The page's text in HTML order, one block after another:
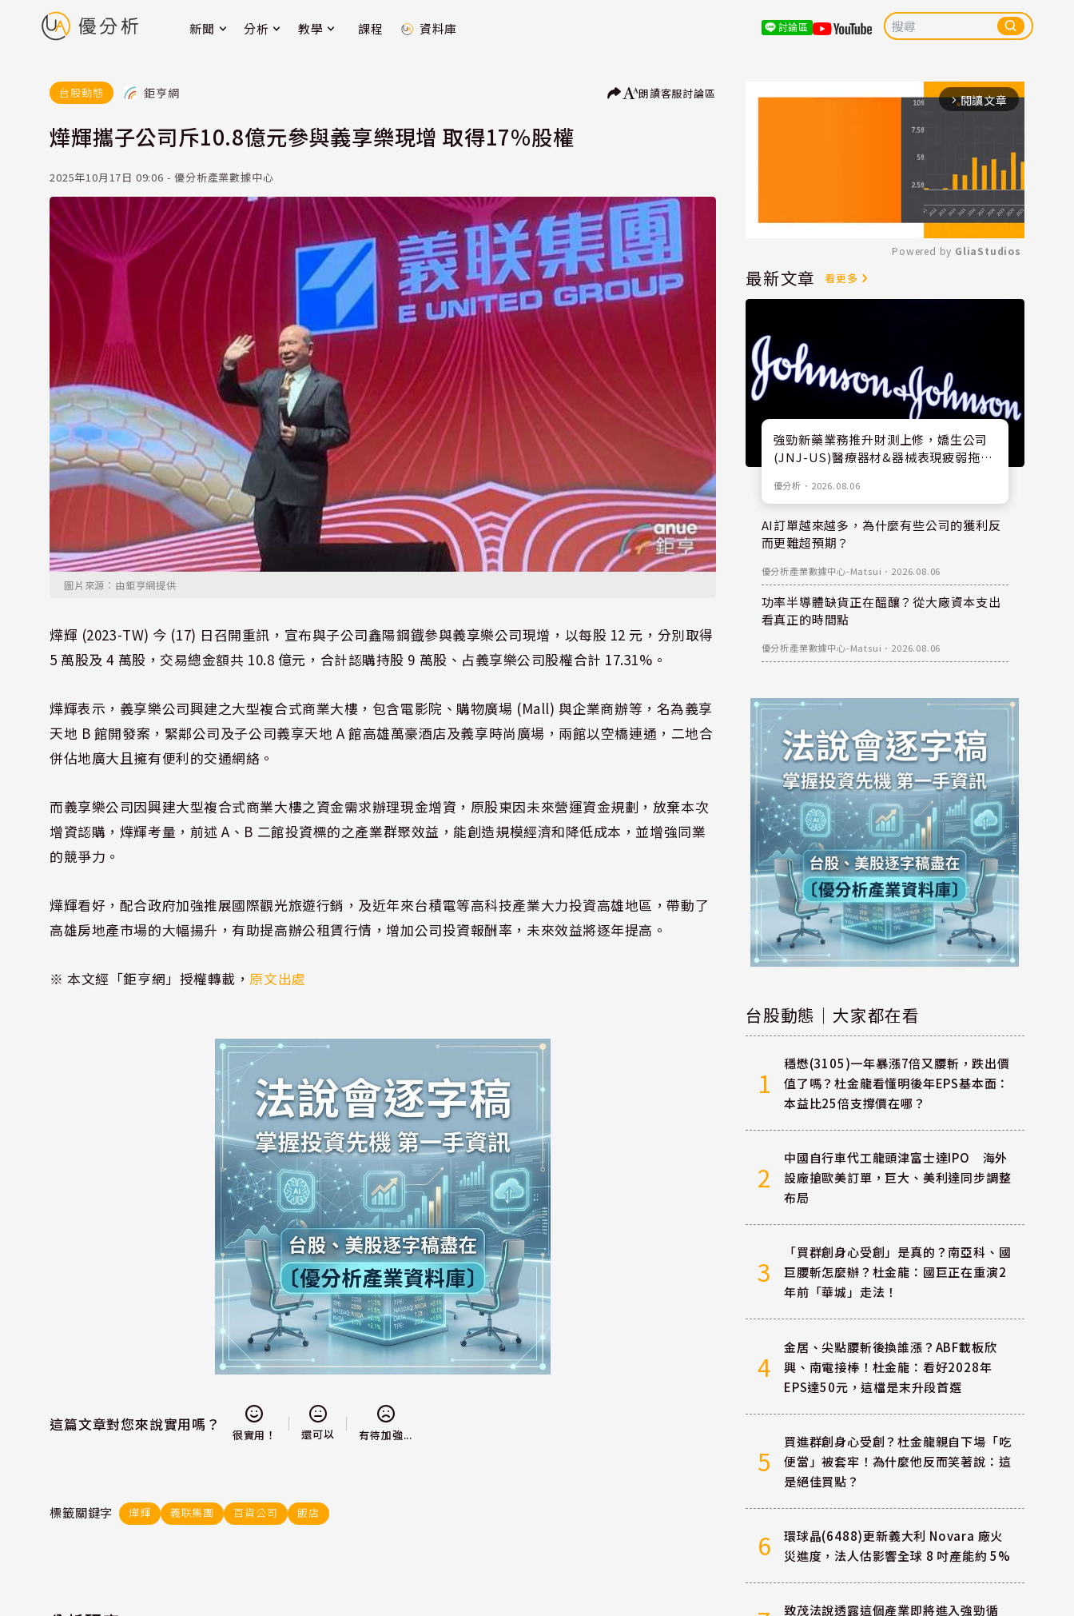
新聞 分析 教學 課程 資料庫 討論區
台股動態 鉅亨網 朗讀客服討論區
燁輝攜子公司斥10.8億元參與義享樂現增 取得17%股權
2025年10月17日 09:06 - 優分析產業數據中心
圖片來源：由鉅亨網提供
燁輝 (2023-TW) 今 (17) 日召開重訊，宣布與子公司鑫陽鋼鐡參與義享樂公司現增，以每股 12 元，分別取得
5 萬股及 4 萬股，交易總金額共 10.8 億元，合計認購持股 9 萬股、占義享樂公司股權合計 17.31%。
燁輝表示，義享樂公司興建之大型複合式商業大樓，包含電影院、購物廣場 (Mall) 與企業商辦等，名為義享
天地 B 館開發案，緊鄰公司及子公司義享天地 A 館高雄萬豪酒店及義享時尚廣場，兩館以空橋連通，二地合
併佔地廣大且擁有便利的交通網絡。
而義享樂公司因興建大型複合式商業大樓之資金需求辦理現金增資，原股東因未來營運資金規劃，放棄本次
增資認購，燁輝考量，前述 A、B 二館投資標的之產業群聚效益，能創造規模經濟和降低成本，並增強同業
的競爭力。
燁輝看好，配合政府加強推展國際觀光旅遊行銷，及近年來台積電等高科技產業大力投資高雄地區，帶動了
高雄房地產市場的大幅揚升，有助提高辦公租賃行情，增加公司投資報酬率，未來效益將逐年提高。
※ 本文經「鉅亨網」授權轉載，原文出處
這篇文章對您來說實用嗎？
很實用！ 還可以 有待加強...
標籤關鍵字 燁輝 義联集團 百貨公司 飯店
arrow_forward_ios 閱讀文章
Mute
Powered by GliaStudios
最新文章 看更多
強勁新藥業務推升財測上修，嬌生公司
(JNJ-US)醫療器材&器械表現疲弱拖累
優分析 ． 2026.08.06
AI訂單越來越多，為什麼有些公司的獲利反
而更難超預期？
優分析產業數據中心-Matsui ． 2026.08.06
功率半導體缺貨正在醞釀？從大廠資本支出
看真正的時間點
優分析產業數據中心-Matsui ． 2026.08.06
台股動態｜大家都在看
1
穩懋(3105)一年暴漲7倍又腰斬，跌出價
值了嗎？杜金龍看懂明後年EPS基本面：
本益比25倍支撐價在哪？
2
中國自行車代工龍頭津富士達IPO 海外
設廠搶歐美訂單，巨大、美利達同步調整
布局
3
「買群創身心受創」是真的？南亞科、國
巨腰斬怎麼辦？杜金龍：國巨正在重演2
年前「華城」走法！
4
金居、尖點腰斬後換誰漲？ABF載板欣
興、南電接棒！杜金龍：看好2028年
EPS達50元，這檔是末升段首選
5
買進群創身心受創？杜金龍親自下場「吃
便當」被套牢！為什麼他反而笑著說：這
是絕佳買點？
6
環球晶(6488)更新義大利 Novara 廠火
災進度，法人估影響全球 8 吋產能約 5%
致茂法說透露這個產業即將進入強勁循